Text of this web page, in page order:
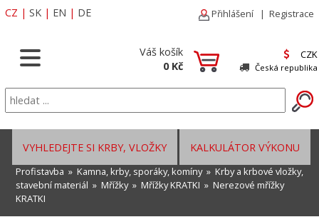
CZ | SK | EN | DE Přihlášení | Registrace
Váš košík
0 Kč
CZK
Česká republika
KALKULÁTOR VÝKONU
VYHLEDEJTE SI KRBY, VLOŽKY
Profistavba » Kamna, krby, sporáky, komíny» Krby a krbové vložky,
stavební materiál » Mřížky» Mřížky KRATKI » Nerezové mřížky
KRATKI